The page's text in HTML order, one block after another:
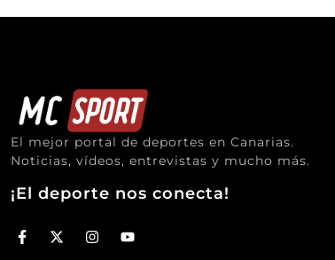
El mejor portal de deportes en Canarias.
Noticias, vídeos, entrevistas y mucho más.
¡El deporte nos conecta!